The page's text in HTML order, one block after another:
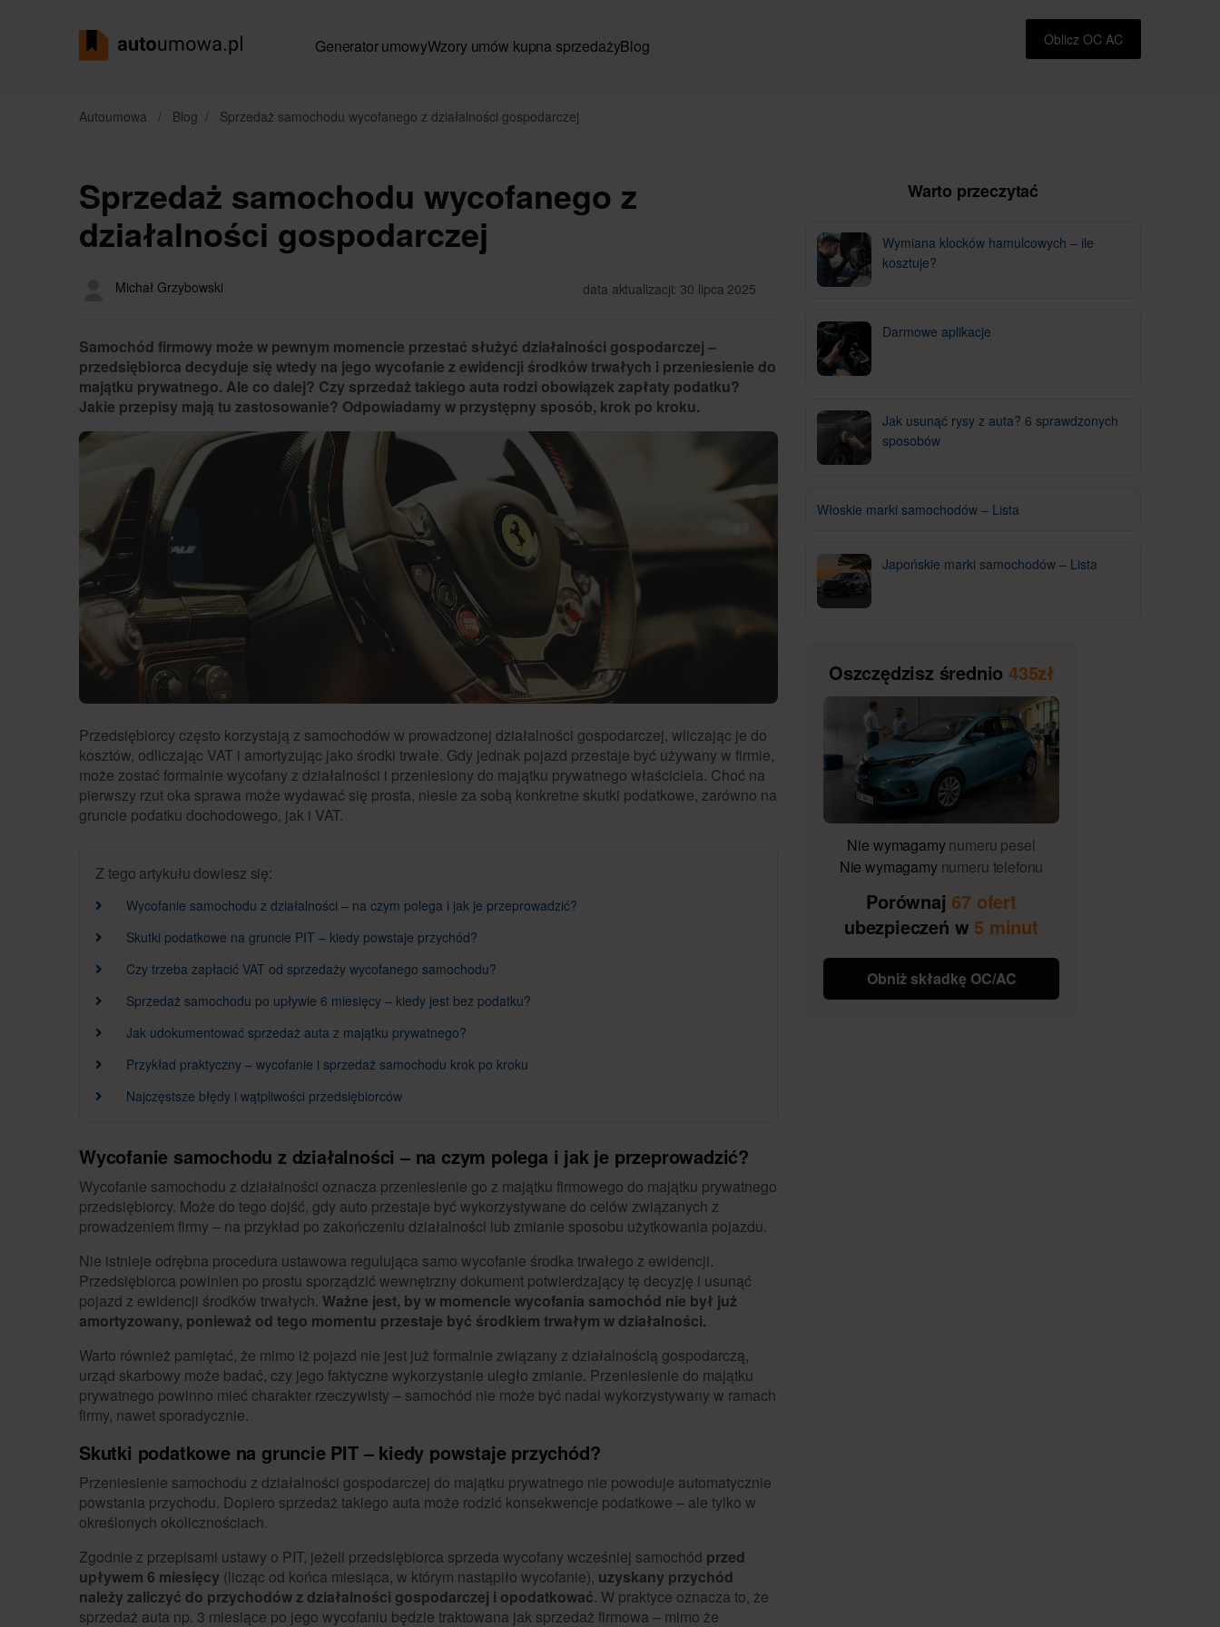
Generator umowyWzory umów kupna sprzedażyBlog Oblicz OC AC
Autoumowa / Blog / Sprzedaż samochodu wycofanego z działalności gospodarczej
Sprzedaż samochodu wycofanego z
działalności gospodarczej
Michał Grzybowski data aktualizacji: 30 lipca 2025
Samochód firmowy może w pewnym momencie przestać służyć działalności gospodarczej –
przedsiębiorca decyduje się wtedy na jego wycofanie z ewidencji środków trwałych i przeniesienie do
majątku prywatnego. Ale co dalej? Czy sprzedaż takiego auta rodzi obowiązek zapłaty podatku?
Jakie przepisy mają tu zastosowanie? Odpowiadamy w przystępny sposób, krok po kroku.
Przedsiębiorcy często korzystają z samochodów w prowadzonej działalności gospodarczej, wliczając je do
kosztów, odliczając VAT i amortyzując jako środki trwałe. Gdy jednak pojazd przestaje być używany w firmie,
może zostać formalnie wycofany z działalności i przeniesiony do majątku prywatnego właściciela. Choć na
pierwszy rzut oka sprawa może wydawać się prosta, niesie za sobą konkretne skutki podatkowe, zarówno na
gruncie podatku dochodowego, jak i VAT.
Z tego artykułu dowiesz się:
Wycofanie samochodu z działalności – na czym polega i jak je przeprowadzić?
Skutki podatkowe na gruncie PIT – kiedy powstaje przychód?
Czy trzeba zapłacić VAT od sprzedaży wycofanego samochodu?
Sprzedaż samochodu po upływie 6 miesięcy – kiedy jest bez podatku?
Jak udokumentować sprzedaż auta z majątku prywatnego?
Przykład praktyczny – wycofanie i sprzedaż samochodu krok po kroku
Najczęstsze błędy i wątpliwości przedsiębiorców
Wycofanie samochodu z działalności – na czym polega i jak je przeprowadzić?
Wycofanie samochodu z działalności oznacza przeniesienie go z majątku firmowego do majątku prywatnego
przedsiębiorcy. Może do tego dojść, gdy auto przestaje być wykorzystywane do celów związanych z
prowadzeniem firmy – na przykład po zakończeniu działalności lub zmianie sposobu użytkowania pojazdu.
Nie istnieje odrębna procedura ustawowa regulująca samo wycofanie środka trwałego z ewidencji.
Przedsiębiorca powinien po prostu sporządzić wewnętrzny dokument potwierdzający tę decyzję i usunąć
pojazd z ewidencji środków trwałych. Ważne jest, by w momencie wycofania samochód nie był już
amortyzowany, ponieważ od tego momentu przestaje być środkiem trwałym w działalności.
Warto również pamiętać, że mimo iż pojazd nie jest już formalnie związany z działalnością gospodarczą,
urząd skarbowy może badać, czy jego faktyczne wykorzystanie uległo zmianie. Przeniesienie do majątku
prywatnego powinno mieć charakter rzeczywisty – samochód nie może być nadal wykorzystywany w ramach
firmy, nawet sporadycznie.
Skutki podatkowe na gruncie PIT – kiedy powstaje przychód?
Przeniesienie samochodu z działalności gospodarczej do majątku prywatnego nie powoduje automatycznie
powstania przychodu. Dopiero sprzedaż takiego auta może rodzić konsekwencje podatkowe – ale tylko w
określonych okolicznościach.
Zgodnie z przepisami ustawy o PIT, jeżeli przedsiębiorca sprzeda wycofany wcześniej samochód przed
upływem 6 miesięcy (licząc od końca miesiąca, w którym nastąpiło wycofanie), uzyskany przychód
należy zaliczyć do przychodów z działalności gospodarczej i opodatkować. W praktyce oznacza to, że
sprzedaż auta np. 3 miesiące po jego wycofaniu będzie traktowana jak sprzedaż firmowa – mimo że
Warto przeczytać
Wymiana klocków hamulcowych – ile
kosztuje?
Darmowe aplikacje
Jak usunąć rysy z auta? 6 sprawdzonych
sposobów
Włoskie marki samochodów – Lista
Japońskie marki samochodów – Lista
Oszczędzisz średnio 435zł
Nie wymagamynumeru pesel
Nie wymagamynumeru telefonu
Porównaj 67 ofert
ubezpieczeń w 5 minut
Obniż składkę OC/AC